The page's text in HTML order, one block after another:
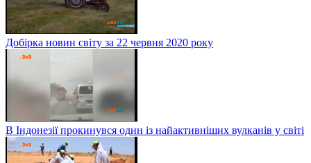
Добірка новин світу за 22 червня 2020 року
В Індонезії прокинувся один із найактивніших вулканів у світі